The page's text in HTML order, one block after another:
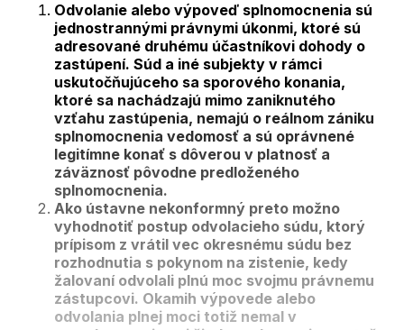
Odvolanie alebo výpoveď splnomocnenia sú
jednostrannými právnymi úkonmi, ktoré sú
adresované druhému účastníkovi dohody o
zastúpení. Súd a iné subjekty v rámci
uskutočňujúceho sa sporového konania,
ktoré sa nachádzajú mimo zaniknutého
vzťahu zastúpenia, nemajú o reálnom zániku
splnomocnenia vedomosť a sú oprávnené
legitímne konať s dôverou v platnosť a
záväznosť pôvodne predloženého
splnomocnenia.
Ako ústavne nekonformný preto možno
vyhodnotiť postup odvolacieho súdu, ktorý
prípisom z vrátil vec okresnému súdu bez
rozhodnutia s pokynom na zistenie, kedy
žalovaní odvolali plnú moc svojmu právnemu
zástupcovi. Okamih výpovede alebo
odvolania plnej moci totiž nemal v